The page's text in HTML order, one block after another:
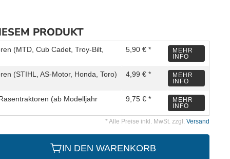
PRODUKT
(MTD, Cub Cadet, Troy-Bilt,
5,90 € *
MEHR
INFO
(STIHL, AS-Motor, Honda, Toro) 4,99 € *
MEHR
INFO
(ab Modelljahr
9,75 € *
MEHR
INFO
* Alle Preise inkl. MwSt. zzgl. Versand
IN DEN WARENKORB